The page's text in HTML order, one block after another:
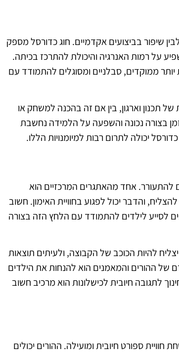
שיפור בביצועים אקדמיים. חוג כדורסל מספק
על רמות האנרגיה והיכולת להתרכז בכיתה.
יותר ממוקדים, סבלניים ומסוגלים להתמודד עם
תכנון וארגון, בין אם זה בהכנה למשחק או
בצורה נכונה והשפעה על הלמידה נחשבת
יכולה לתרום רבות למיומנויות הללו.
להתעורר. אחד מהאתגרים המרכזיים הוא
והדבר יכול לפגוע בחוויית האימון. חשוב
לסייע לילדים להתמודד עם הלחץ הזה בצורה
להיות הכוכב של הקבוצה, ולעיתים תוצאות
ההורים והמאמנים הוא להנחות את הילדים
לתגובה חיובית לכישלונות הוא מרכיב חשוב
ספורט חיובית ומועילה. ההורים יכולים